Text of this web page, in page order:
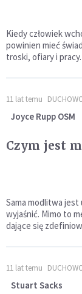
Kiedy człowiek
powinien mieć
troski, ofiary i pracy.
11 lat temu
Joyce Rupp OSM
Czym jest
Sama modlitwa jest
wyjaśnić. Mimo to
dające się
11 lat temu
Stuart Sacks